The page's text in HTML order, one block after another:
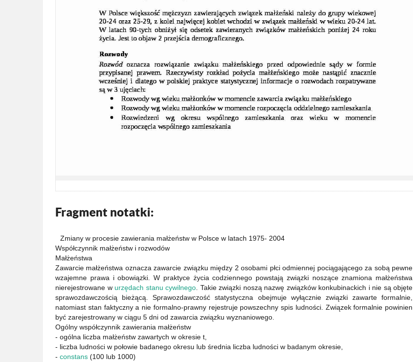
Fragment notatki:
Zmiany w procesie zawierania małżeństw w Polsce w latach 1975- 2004
Współczynnik małżeństw i rozwodów
Małżeństwa
Zawarcie małżeństwa oznacza zawarcie związku między 2 osobami płci odmiennej pociągającego za sobą pewne
wzajemne prawa i obowiązki. W praktyce życia codziennego powstają związki noszące znamiona małżeństwa
nierejestrowane w urzędach stanu cywilnego . Takie związki noszą nazwę związków konkubinackich i nie są objęte
sprawozdawczością bieżącą. Sprawozdawczość statystyczna obejmuje wyłącznie związki zawarte formalnie,
natomiast stan faktyczny a nie formalno-prawny rejestruje powszechny spis ludności. Związek formalnie powinien
być zarejestrowany w ciągu 5 dni od zawarcia związku wyznaniowego.
Ogólny współczynnik zawierania małżeństw
- ogólna liczba małżeństw zawartych w okresie t,
- liczba ludności w połowie badanego okresu lub średnia liczba ludności w badanym okresie,
- constans (100 lub 1000)